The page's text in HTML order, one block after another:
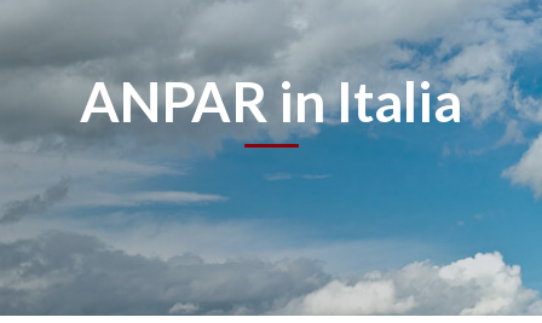
ANPAR in Italia